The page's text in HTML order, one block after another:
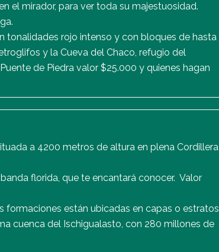
el mirador, para ver toda su majestuosidad.
tonalidades rojo intenso y con bloques de hasta
y la Cueva del Chaco, refugio del
de Piedra valor $25.000 y quienes hagan
a 4200 metros de altura en plena Cordillera
florida, que te encantará conocer. Valor
están ubicadas en capas o estratos
cuenca del Ischigualasto, con 280 millones de